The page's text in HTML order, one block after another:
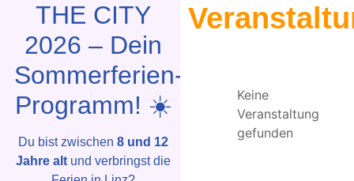
THE CITY
2026 – Dein
Sommerferien-
Programm! ☀️
Du bist zwischen 8 und 12
Jahre alt und verbringst die
Keine
Veranstaltung
gefunden